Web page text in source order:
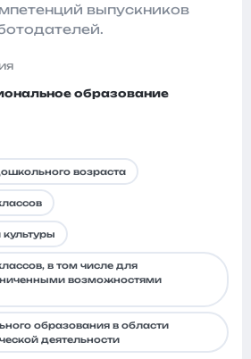
выпускников
образование
возраста
в том числе для
возможностями
образования в области
деятельности